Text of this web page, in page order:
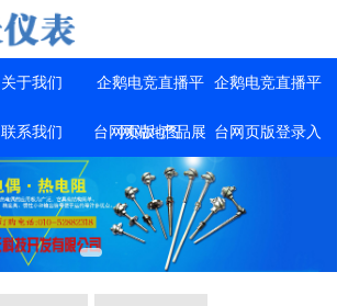
关于我们 企鹅电竞直播平
台网页版-产品展
示
企鹅电竞直播平
台网页版登录入
联系我们 网站地图